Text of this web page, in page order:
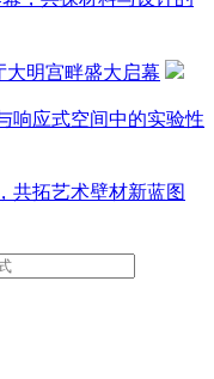
大明宫畔盛大启幕
响应式空间中的实验性
共拓艺术壁材新蓝图